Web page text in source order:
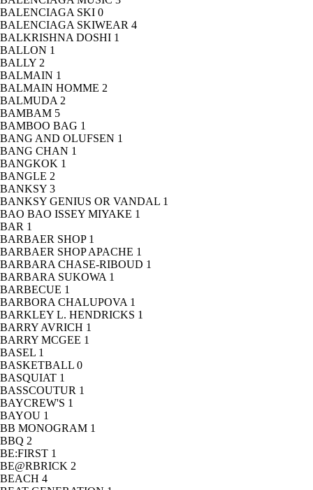
BALENCIAGA SKI 0
BALENCIAGA SKIWEAR 4
BALKRISHNA DOSHI 1
BALLON 1
BALLY 2
BALMAIN 1
BALMAIN HOMME 2
BALMUDA 2
BAMBAM 5
BAMBOO BAG 1
BANG AND OLUFSEN 1
BANG CHAN 1
BANGKOK 1
BANGLE 2
BANKSY 3
BANKSY GENIUS OR VANDAL 1
BAO BAO ISSEY MIYAKE 1
BAR 1
BARBAER SHOP 1
BARBAER SHOP APACHE 1
BARBARA CHASE-RIBOUD 1
BARBARA SUKOWA 1
BARBECUE 1
BARBORA CHALUPOVA 1
BARKLEY L. HENDRICKS 1
BARRY AVRICH 1
BARRY MCGEE 1
BASEL 1
BASKETBALL 0
BASQUIAT 1
BASSCOUTUR 1
BAYCREW'S 1
BAYOU 1
BB MONOGRAM 1
BBQ 2
BE:FIRST 1
BE@RBRICK 2
BEACH 4